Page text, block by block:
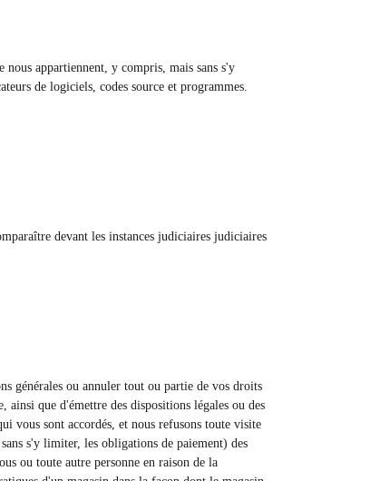
appartiennent, y compris, mais sans s'y
de logiciels, codes source et programmes.
devant les instances judiciaires judiciaires
générales ou annuler tout ou partie de vos droits
que d'émettre des dispositions légales ou des
vous sont accordés, et nous refusons toute visite
s'y limiter, les obligations de paiement) des
ou toute autre personne en raison de la